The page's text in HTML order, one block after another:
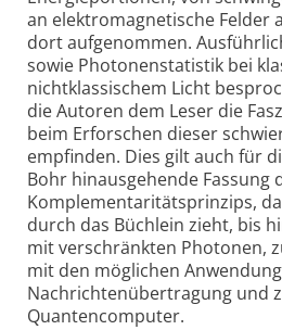
an elektromagnetische Felder
dort aufgenommen.
sowie Photonenstatistik bei
nichtklassischem Licht
die Autoren dem Leser die
beim Erforschen dieser
empfinden. Dies gilt auch für
Bohr hinausgehende Fassung
Komplementaritätsprinzips,
durch das Büchlein zieht, bis
mit verschränkten Photonen,
mit den möglichen
Nachrichtenübertragung und
Quantencomputer.